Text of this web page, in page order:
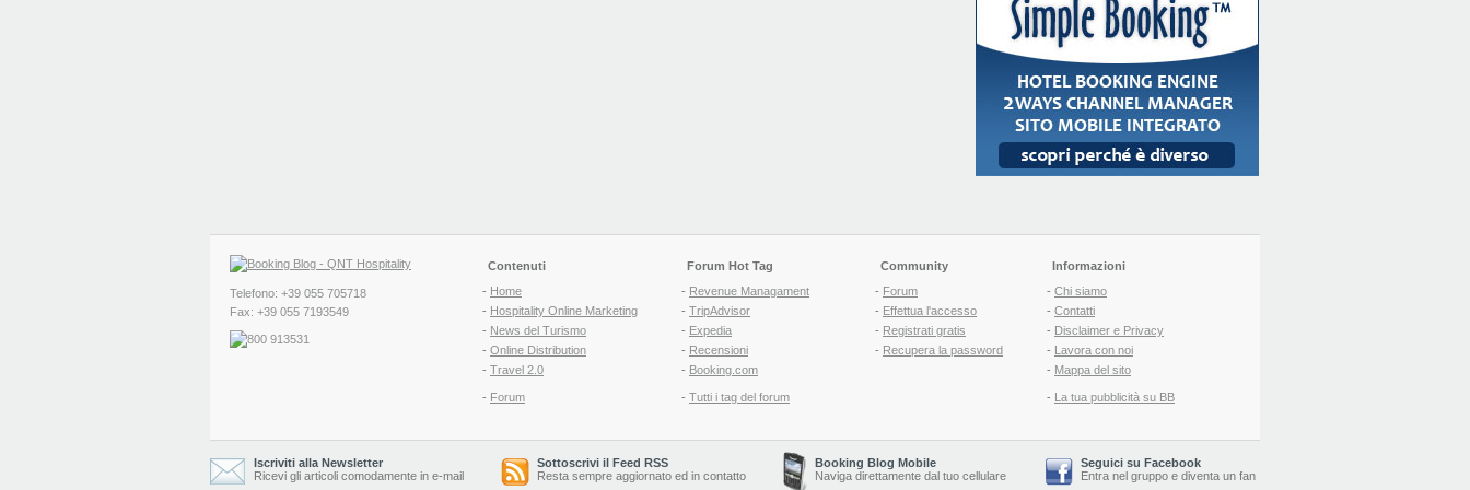
Telefono: +39 055 705718
Fax: +39 055 7193549
Contenuti
- Home
- Hospitality Online Marketing
- News del Turismo
- Online Distribution
- Travel 2.0
- Forum
Forum Hot Tag
- Revenue Managament
- TripAdvisor
- Expedia
- Recensioni
- Booking.com
- Tutti i tag del forum
Community
- Forum
- Effettua l'accesso
- Registrati gratis
- Recupera la password
Informazioni
- Chi siamo
- Contatti
- Disclaimer e Privacy
- Lavora con noi
- Mappa del sito
- La tua pubblicità su BB
Iscriviti alla Newsletter
Ricevi gli articoli comodamente in e-mail
Sottoscrivi il Feed RSS
Resta sempre aggiornato ed in contatto
Booking Blog Mobile
Naviga direttamente dal tuo cellulare
Seguici su Facebook
Entra nel gruppo e diventa un fan